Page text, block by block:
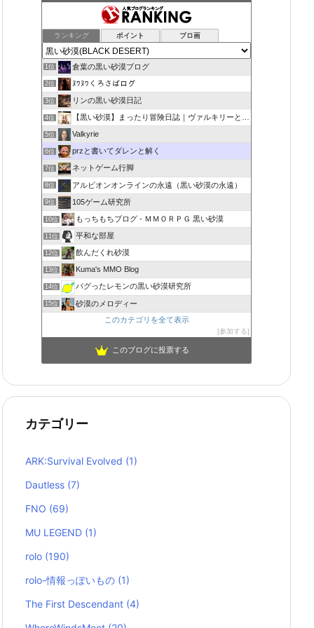
ランキング ポイント ブロ画
1位 倉葉の黒い砂漠ブログ
2位 ﾇﾜﾇﾜくろさばログ
3位 リンの黒い砂漠日記
4位 【黒い砂漠】まったり冒険日誌｜ヴァルキリーと闇の精霊の旅
5位 Valkyrie
6位 przと書いてダレンと解く
7位 ネットゲーム行脚
8位 アルビオンオンラインの永遠（黒い砂漠の永遠）
9位 105ゲーム研究所
10位 もっちもちブログ - ＭＭＯＲＰＧ 黒い砂漠
11位 平和な部屋
12位 飲んだくれ砂漠
13位 Kuma's MMO Blog
14位 バグったレモンの黒い砂漠研究所
15位
砂漠のメロディー
このカテゴリを全て表示
参加する
このブログに投票する
カテゴリー
ARK:Survival Evolved (1)
Dautless (7)
FNO (69)
MU LEGEND (1)
rolo (190)
rolo-情報っぽいもの (1)
The First Descendant (4)